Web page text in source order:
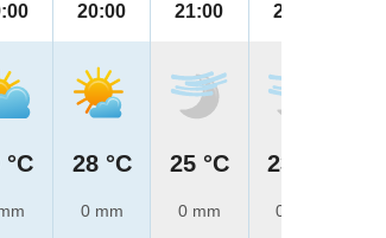
°C
20:00
28 °C
0 mm
21:00
25 °C
0 mm
22:00
23 °C
0 mm